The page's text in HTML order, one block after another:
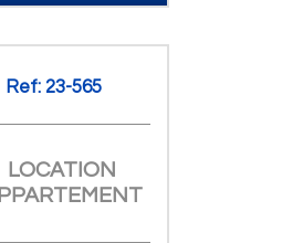
Ref: 23-565
LOCATION